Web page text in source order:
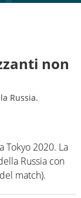
non
Russia.
Tokyo 2020. La
Russia con
match).